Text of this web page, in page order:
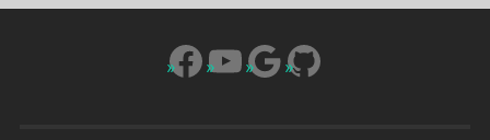
Facebook
YouTube
Google
GitHub